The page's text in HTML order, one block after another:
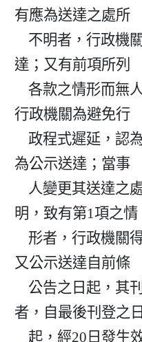
有應為送達之處所
達；又有前項所列
    各款之情形而無人為公示送達之申請者，
行政機關為避免行
    政程式遲延，認為有必要時，得依職權命
為公示送達；當事
明，致有第1項之情
    形者，行政機關得依職權命為公示送達；
又公示送達自前條
者，自最後刊登之日